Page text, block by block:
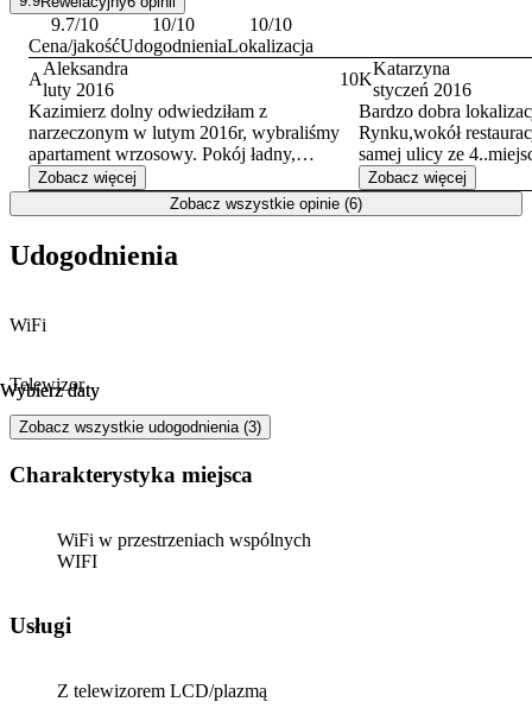
9.7/10
Cena/jakość
10/10
Udogodnienia
10/10
Lokalizacja
A
Aleksandra
luty 2016
10
Kazimierz dolny odwiedziłam z
narzeczonym w lutym 2016r, wybraliśmy
apartament wrzosowy. Pokój ładny,
zadbany, ciepły, piękna łazienka. Czysto i
schudnie. Wszystko jak w opisie. Pan
Maciej to bardzo miły, sympatyczny
Obiekt położony w miejscu idealnym -
Myślę, że jeszcze tam wrócimy :)
Zobacz więcej
K
Katarzyna
styczeń 2016
Bardzo dobra
Rynku,wokół
samej ulicy ze
bardzo ładnie
polecenia.
Zobacz więcej
Zobacz wszystkie opinie (6)
Wybierz daty
Wybierz daty
Udogodnienia
WiFi
Telewizor
Zobacz wszystkie udogodnienia (3)
Charakterystyka miejsca
WiFi w przestrzeniach wspólnych
WIFI
Usługi
Z telewizorem LCD/plazmą